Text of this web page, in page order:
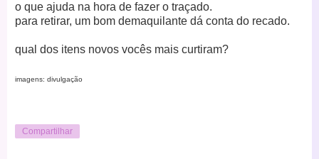
o que ajuda na hora de fazer o traçado.
para retirar, um bom demaquilante dá conta do recado.
qual dos itens novos vocês mais curtiram?
imagens: divulgação
Compartilhar